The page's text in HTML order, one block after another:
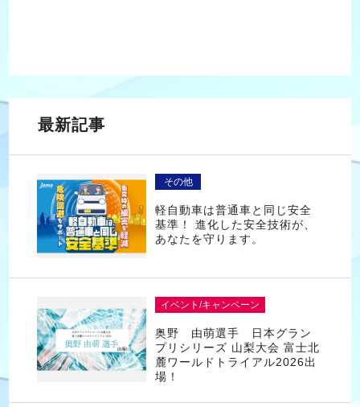
最新記事
その他
軽自動車は普通車と同じ安全
基準！ 進化した安全技術が、
あなたを守ります。
イベント/キャンペーン
奥野 由萌選手 日本グラン
プリシリーズ 山梨大会 富士北
麓ワールドトライアル2026出
場！